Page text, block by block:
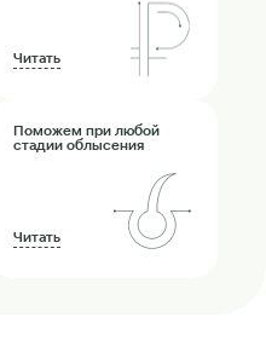
Читать
Поможем при любой
стадии облысения
Читать